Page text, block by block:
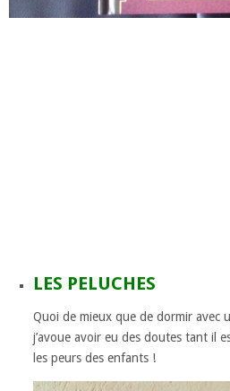
LES PELUCHES
Quoi de mieux que de dormir
j’avoue avoir eu des doutes tant il
les peurs des enfants !